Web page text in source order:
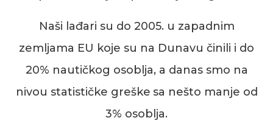
Naši lađari su do 2005. u zapadnim
zemljama EU koje su na Dunavu činili i do
20% nautičkog osoblja, a danas smo na
nivou statističke greške sa nešto manje od
3% osoblja.